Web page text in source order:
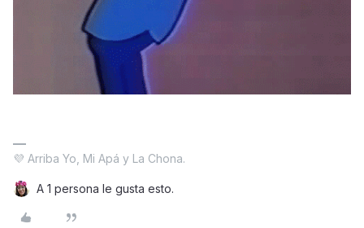
💜 Arriba Yo, Mi Apá y La Chona.
A 1 persona le gusta esto.